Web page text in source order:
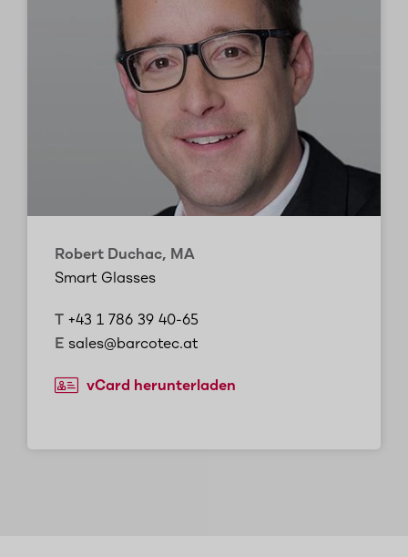
Robert Duchac, MA
Smart Glasses
T +43 1 786 39 40-65
E sales@barcotec.at
vCard herunterladen